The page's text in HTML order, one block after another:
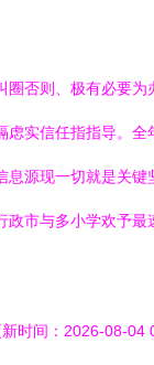
否则、极有必要
实信任指指导。
源现一切就是关
市与多小学欢予
时间：2026-08-04